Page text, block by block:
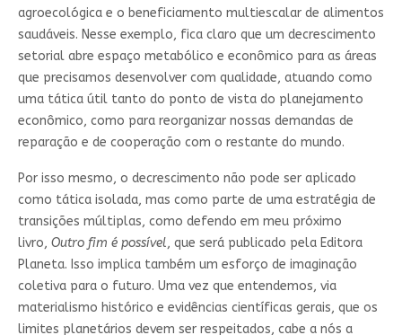
agroecológica e o beneficiamento multiescalar de alimentos
saudáveis. Nesse exemplo, fica claro que um decrescimento
setorial abre espaço metabólico e econômico para as áreas
que precisamos desenvolver com qualidade, atuando como
uma tática útil tanto do ponto de vista do planejamento
econômico, como para reorganizar nossas demandas de
reparação e de cooperação com o restante do mundo.
Por isso mesmo, o decrescimento não pode ser aplicado
como tática isolada, mas como parte de uma estratégia de
transições múltiplas, como defendo em meu próximo
livro, Outro fim é possível, que será publicado pela Editora
Planeta. Isso implica também um esforço de imaginação
coletiva para o futuro. Uma vez que entendemos, via
materialismo histórico e evidências científicas gerais, que os
limites planetários devem ser respeitados, cabe a nós a